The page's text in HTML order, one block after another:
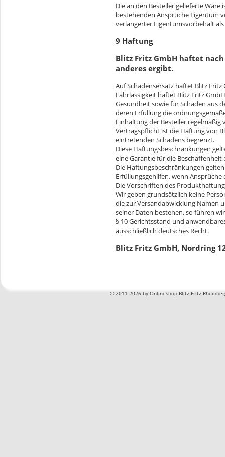
Die an den Besteller gelieferte
bestehenden Ansprüche Eigentum
verlängerter Eigentumsvorbehalt
9 Haftung
Blitz Fritz GmbH haftet
anderes ergibt.
Auf Schadensersatz haftet Blitz
Fahrlässigkeit haftet Blitz Fritz
Gesundheit sowie für Schäden aus
deren Erfüllung die
Einhaltung der Besteller
Vertragspflicht ist die Haftung von
eintretenden Schadens begrenzt.
Diese Haftungsbeschränkungen
eine Garantie für die
Die Haftungsbeschränkungen
Erfüllungsgehilfen, wenn
Die Vorschriften des
Wir geben grundsätzlich keine
die zur Versandabwicklung Namen
seiner Daten bestehen, so führen
§ 10 Gerichtsstand und
ausschließlich deutsches Recht.
Blitz Fritz GmbH, Nordring
© 2011-2026 by Onlineshop Blitz-Fritz-